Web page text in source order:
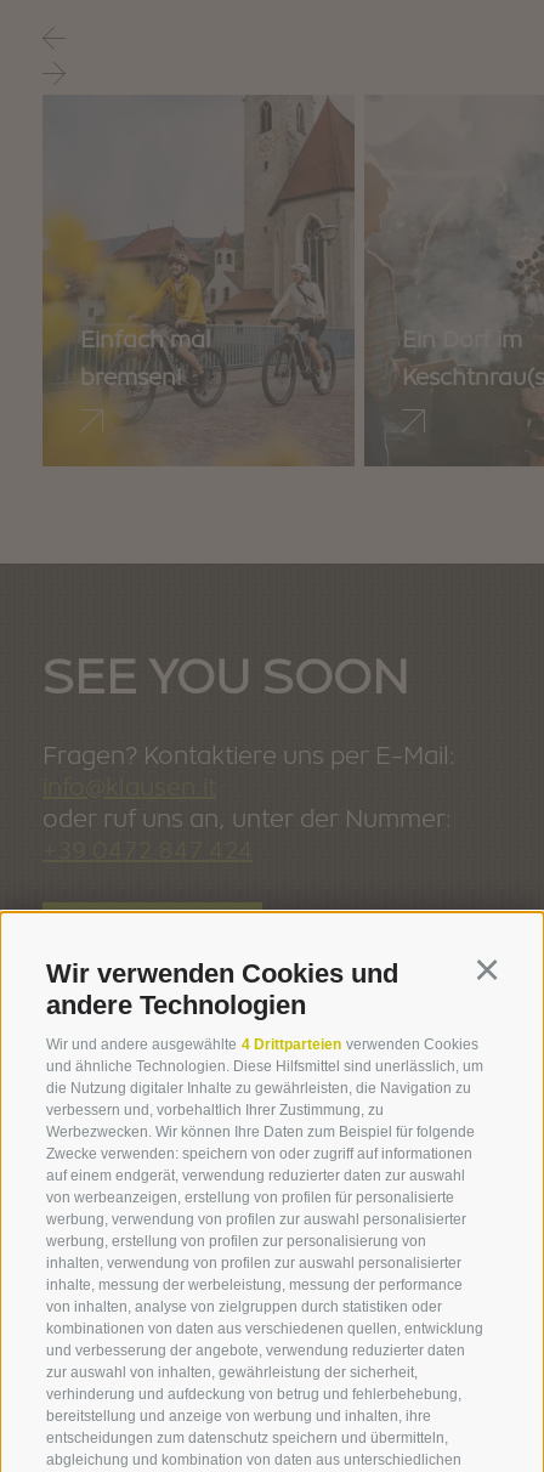
Wir verwenden Cookies und
andere Technologien
Wir und andere ausgewählte 4 Drittparteien verwenden Cookies
und ähnliche Technologien. Diese Hilfsmittel sind unerlässlich, um
die Nutzung digitaler Inhalte zu gewährleisten, die Navigation zu
verbessern und, vorbehaltlich Ihrer Zustimmung, zu
Werbezwecken. Wir können Ihre Daten zum Beispiel für folgende
Zwecke verwenden: speichern von oder zugriff auf informationen
auf einem endgerät, verwendung reduzierter daten zur auswahl
von werbeanzeigen, erstellung von profilen für personalisierte
werbung, verwendung von profilen zur auswahl personalisierter
werbung, erstellung von profilen zur personalisierung von
inhalten, verwendung von profilen zur auswahl personalisierter
inhalte, messung der werbeleistung, messung der performance
von inhalten, analyse von zielgruppen durch statistiken oder
kombinationen von daten aus verschiedenen quellen, entwicklung
und verbesserung der angebote, verwendung reduzierter daten
zur auswahl von inhalten, gewährleistung der sicherheit,
verhinderung und aufdeckung von betrug und fehlerbehebung,
bereitstellung und anzeige von werbung und inhalten, ihre
entscheidungen zum datenschutz speichern und übermitteln,
abgleichung und kombination von daten aus unterschiedlichen
Einfach mal
bremsen!
Ein Dorf im
SEE YOU SOON
Fragen? Kontaktiere uns per E-Mail:
oder ruf uns an, unter der Nummer:
FELDTHURNS UND VILLANDERS
MARKTPLATZ 1 - 39043 KLAUSEN (BZ)
ÖFFNUNGSZEITEN
MONTAG - FREITAG: 08.30 - 12.30 UHR UND 14.30 -
18.00 UHR
SAMSTAG: 09.00 - 12.00 UHR
COOKIE-RICHTLINIE
PRIVACY
COOKIE PRÄFERENZEN
MITGLIEDERBEREICH
PARTNER